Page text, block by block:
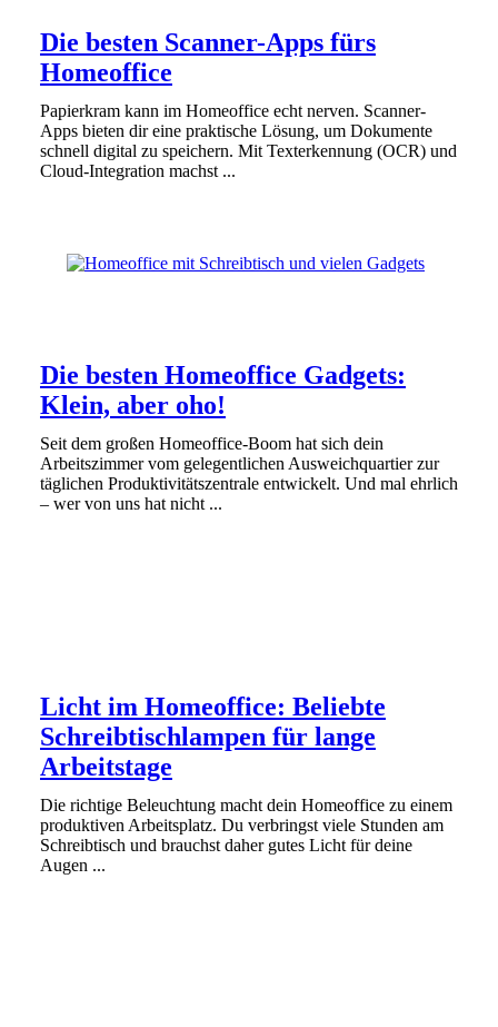
Die besten Scanner-Apps fürs
Homeoffice
Papierkram kann im Homeoffice echt nerven. Scanner-
Apps bieten dir eine praktische Lösung, um Dokumente
schnell digital zu speichern. Mit Texterkennung (OCR) und
Cloud-Integration machst ...
Die besten Homeoffice Gadgets:
Klein, aber oho!
Seit dem großen Homeoffice-Boom hat sich dein
Arbeitszimmer vom gelegentlichen Ausweichquartier zur
täglichen Produktivitätszentrale entwickelt. Und mal ehrlich
– wer von uns hat nicht ...
Licht im Homeoffice: Beliebte
Schreibtischlampen für lange
Arbeitstage
Die richtige Beleuchtung macht dein Homeoffice zu einem
produktiven Arbeitsplatz. Du verbringst viele Stunden am
Schreibtisch und brauchst daher gutes Licht für deine
Augen ...